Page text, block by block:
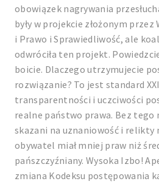
obowiązek nagrywania
były w projekcie złożonym
i Prawo i Sprawiedliwość, ale
odwróciła ten projekt.
boicie. Dlaczego utrzymujecie
rozwiązanie? To jest standard
transparentności i uczciwości
realne państwo prawa. Bez tego
skazani na uznaniowość i relikty
obywatel miał mniej praw niż
pańszczyźniany. Wysoka Izbo!
zmiana Kodeksu postępowania